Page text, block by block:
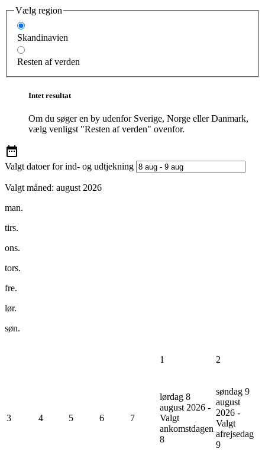
Vælg region
Skandinavien
Resten af verden
Intet resultat
Om du søger en by udenfor Sverige, Norge eller Danmark,
vælg venligst "Resten af verden" ovenfor.
Valgt datoer for ind- og udtjekning
Valgt måned: august 2026
man.
tirs.
ons.
tors.
fre.
lør.
søn.
1 2
3 4 5 6 7
lørdag 8
august 2026 -
Valgt
ankomstdagen
8
søndag 9
august
2026 -
Valgt
afrejsedag
9